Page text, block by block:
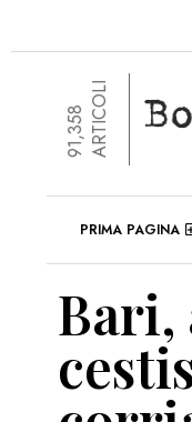
91,358ARTICOLI
PRIMA PAGINA
Bari,